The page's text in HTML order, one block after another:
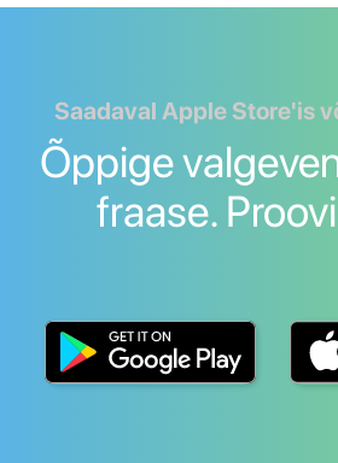
Saadaval Apple Store'is
Õppige
fraase.